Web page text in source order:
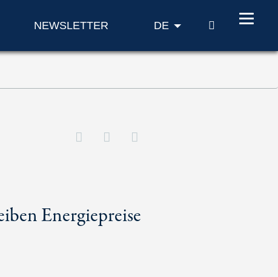
NEWSLETTER DE SUCHE
Energiepreise